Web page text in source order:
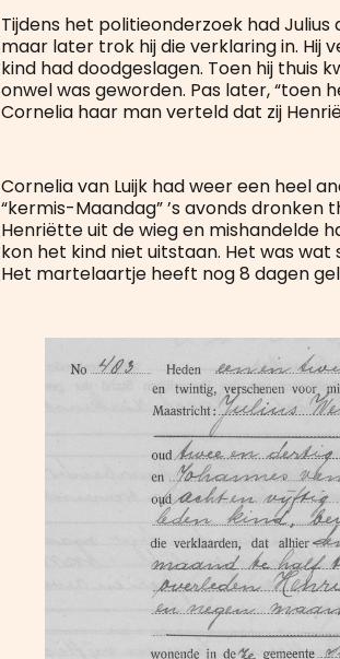
Tijdens het politieonderzoek had
maar later trok hij die verklaring in. Hij
kind had doodgeslagen. Toen hij thuis
onwel was geworden. Pas later, “toen
Cornelia haar man verteld dat zij
Cornelia van Luijk had weer een heel
“kermis-Maandag” ’s avonds dronken
Henriëtte uit de wieg en mishandelde
kon het kind niet uitstaan. Het was
Het martelaartje heeft nog 8 dagen